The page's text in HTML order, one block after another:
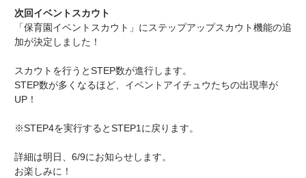
次回イベントスカウト
「保育園イベントスカウト」にステップアップスカウト機能の追
加が決定しました！
スカウトを行うとSTEP数が進行します。
STEP数が多くなるほど、イベントアイチュウたちの出現率が
UP！
※STEP4を実行するとSTEP1に戻ります。
詳細は明日、6/9にお知らせします。
お楽しみに！